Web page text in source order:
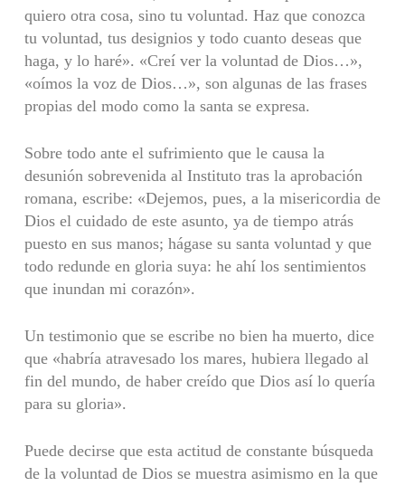
quiero otra cosa, sino tu voluntad. Haz que conozca
tu voluntad, tus designios y todo cuanto deseas que
haga, y lo haré». «Creí ver la voluntad de Dios…»,
«oímos la voz de Dios…», son algunas de las frases
propias del modo como la santa se expresa.
Sobre todo ante el sufrimiento que le causa la
desunión sobrevenida al Instituto tras la aprobación
romana, escribe: «Dejemos, pues, a la misericordia de
Dios el cuidado de este asunto, ya de tiempo atrás
puesto en sus manos; hágase su santa voluntad y que
todo redunde en gloria suya: he ahí los sentimientos
que inundan mi corazón».
Un testimonio que se escribe no bien ha muerto, dice
que «habría atravesado los mares, hubiera llegado al
fin del mundo, de haber creído que Dios así lo quería
para su gloria».
Puede decirse que esta actitud de constante búsqueda
de la voluntad de Dios se muestra asimismo en la que